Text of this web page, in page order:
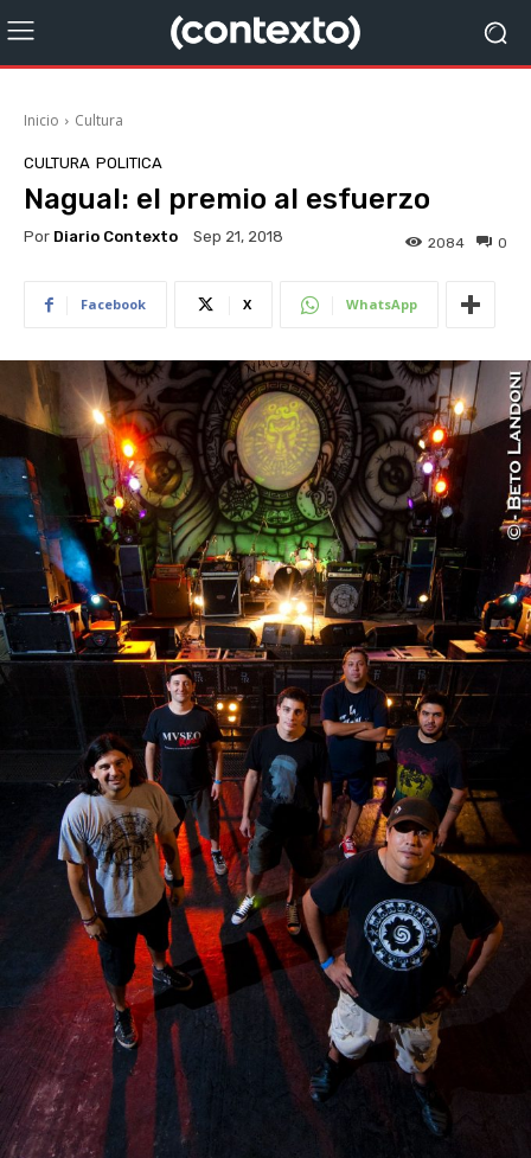
Inicio Cultura
CULTURA POLITICA
Nagual: el premio al esfuerzo
Por Diario Contexto Sep 21, 2018 0
2084
Facebook X WhatsApp